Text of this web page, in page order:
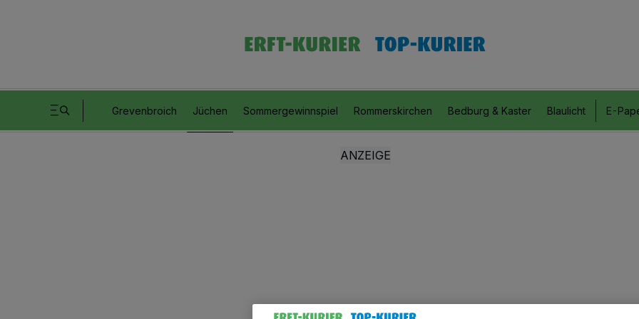
Grevenbroich Jüchen Sommergewinnspiel Rommerskirchen Bedburg & Kaster Blaulicht E-